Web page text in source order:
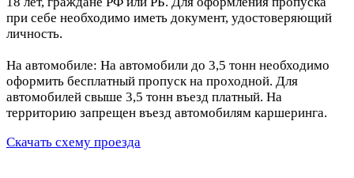
при себе необходимо иметь документ, удостоверяющий
личность.
На автомобиле: На автомобили до 3,5 тонн необходимо
оформить бесплатный пропуск на проходной. Для
автомобилей свыше 3,5 тонн въезд платный. На
территорию запрещен въезд автомобилям каршеринга.
Скачать схему проезда